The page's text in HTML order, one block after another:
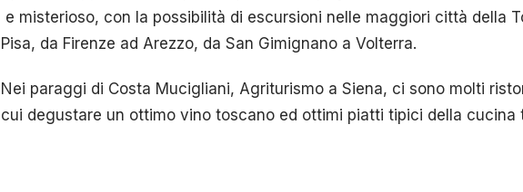
e misterioso, con la possibilità di escursioni nelle maggiori città della
Pisa, da Firenze ad Arezzo, da San Gimignano a Volterra.
Nei paraggi di Costa Mucigliani, Agriturismo a Siena, ci sono molti
cui degustare un ottimo vino toscano ed ottimi piatti tipici della cucina